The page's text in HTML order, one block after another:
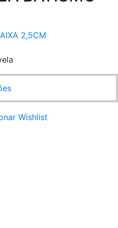
2,5CM
This
product
has
multiple
Wishlist